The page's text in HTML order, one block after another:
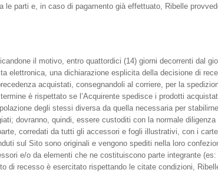
parti e, in caso di pagamento già effettuato, Ribelle
il motivo, entro quattordici (14) giorni decorrenti dal
elettronica, una dichiarazione esplicita della decisione di
acquistati, consegnandoli al corriere, per la
è rispettato se l’Acquirente spedisce i prodotti
degli stessi diversa da quella necessaria per
dovranno, quindi, essere custoditi con la normale
corredati da tutti gli accessori e fogli illustrativi, con i
sul Sito sono originali e vengono spediti nella loro
e/o da elementi che ne costituiscono parte integrante
di recesso è esercitato rispettando le citate condizioni,